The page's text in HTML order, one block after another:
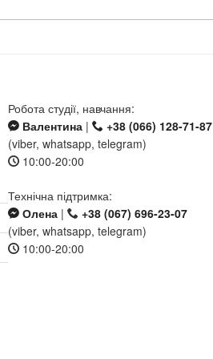
Робота студії, навчання:
Валентина |
+38 (066) 128-71-87
(viber, whatsapp, telegram)
10:00-20:00
Технічна підтримка:
Олена |
+38 (067) 696-23-07
(viber, whatsapp, telegram)
10:00-20:00